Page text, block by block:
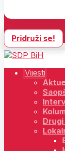
Pridruži se!
Vijesti